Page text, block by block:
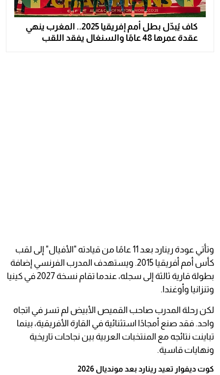
كاف يُبدّل بطل أمم إفريقيا 2025.. المغرب ينهي
عقدة عمرها 48 عامًا والسنغال يفقد اللقب
وتأتي عودة رينارد بعد 11 عامًا من قيادته "الأفيال" إلى لقب
كأس أمم أفريقيا 2015. ويستهدف المدرب الفرنسي إضافة
بطولة قارية ثالثة إلى سجله، عندما تقام نسخة 2027 في كينيا
وتنزانيا وأوغندا.
لكن رحلة المدرب صاحب القميص الأبيض لم تسر في اتجاه
واحد. فقد صنع أمجادًا استثنائية في القارة الأفريقية، بينما
تباينت نتائجه مع المنتخبات العربية بين نجاحات تاريخية
ونهايات قاسية.
كوت ديفوار تعيد رينارد بعد مونديال 2026